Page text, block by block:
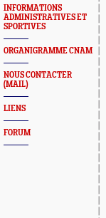
INFORMATIONS
ADMINISTRATIVES ET
SPORTIVES
ORGANIGRAMME CNAM
NOUS CONTACTER
(MAIL)
LIENS
FORUM